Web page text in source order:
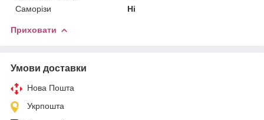
Саморізи
Ні
Приховати
Умови доставки
Нова Пошта
Укрпошта